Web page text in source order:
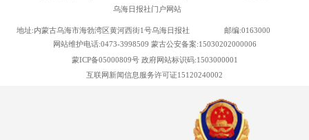
乌海日报社门户网站
地址:内蒙古乌海市海勃湾区黄河西街1号乌海日报社
邮编:0163000
网站维护电话:0473-3998509 蒙古公安备案:15030202000006
蒙ICP备05000809号 政府网站标识码:1503000001
互联网新闻信息服务许可证15120240002